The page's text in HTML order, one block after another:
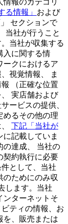
る情報」 および
セクションで
当社が行うこと
当社が収集する
入に関する情
ークにおけるア
視覚情報、 ま
（正確な位置
実店舗および
ービスの提供、
めるその他の理
下記「当社が
に記載していま
の達成、 当社の
契約執行に必要
として、当社
のためにのみ収
します。当社
ンターネットそ
ティの情報、お
を、販売または